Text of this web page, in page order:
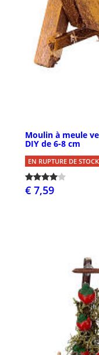
Moulin à meule
DIY de 6-8 cm
EN RUPTURE DE STOCK
€ 7,59